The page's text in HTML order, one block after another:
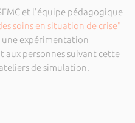
et l'équipe pédagogique
soins en situation de crise"
une expérimentation
aux personnes suivant cette
de simulation.